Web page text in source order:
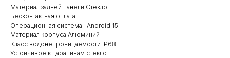
Материал задней панели Стекло
Бесконтактная оплата
Операционная система Android 15
Материал корпуса Алюминий
Класс водонепроницаемости IP68
Устойчивое к царапинам стекло